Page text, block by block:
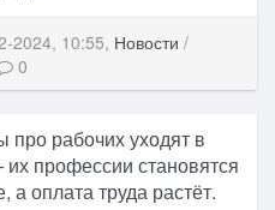
2024, 10:55, Новости /
0
про рабочих уходят в
профессии становятся
а оплата труда растёт.